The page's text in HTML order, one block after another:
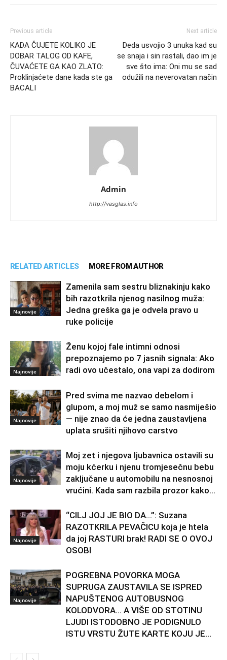
Previous article
KADA ČUJETE KOLIKO JE
DOBAR TALOG OD KAFE,
ČUVAĆETE GA KAO ZLATO:
Proklinjaćete dane kada ste ga
BACALI
Next article
Deda usvojio 3 unuka kad su
se snaja i sin rastali, dao im je
sve što ima: Oni mu se sad
odužili na neverovatan način
Admin
http://vasglas.info
RELATED ARTICLES MORE FROM AUTHOR
Najnovije
Zamenila sam sestru bliznakinju kako
bih razotkrila njenog nasilnog muža:
Jedna greška ga je odvela pravo u
ruke policije
Najnovije
Ženu kojoj fale intimni odnosi
prepoznajemo po 7 jasnih signala: Ako
radi ovo učestalo, ona vapi za dodirom
Najnovije
Pred svima me nazvao debelom i
glupom, a moj muž se samo nasmiješio
— nije znao da će jedna zaustavljena
uplata srušiti njihovo carstvo
Najnovije
Moj zet i njegova ljubavnica ostavili su
moju kćerku i njenu tromjesečnu bebu
zaključane u automobilu na nesnosnoj
vrućini. Kada sam razbila prozor kako...
Najnovije
“CILJ JOJ JE BIO DA…”: Suzana
RAZOTKRILA PEVAČICU koja je htela
da joj RASTURI brak! RADI SE O OVOJ
OSOBI
Najnovije
POGREBNA POVORKA MOGA
SUPRUGA ZAUSTAVILA SE ISPRED
NAPUŠTENOG AUTOBUSNOG
KOLODVORA… A VIŠE OD STOTINU
LJUDI ISTODOBNO JE PODIGNULO
ISTU VRSTU ŽUTE KARTE KOJU JE...